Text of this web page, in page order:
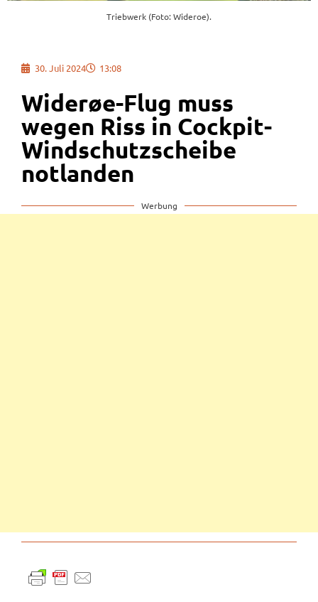
Triebwerk (Foto: Wideroe).
30. Juli 2024 13:08
Widerøe-Flug muss
wegen Riss in Cockpit-
Windschutzscheibe
notlanden
Werbung